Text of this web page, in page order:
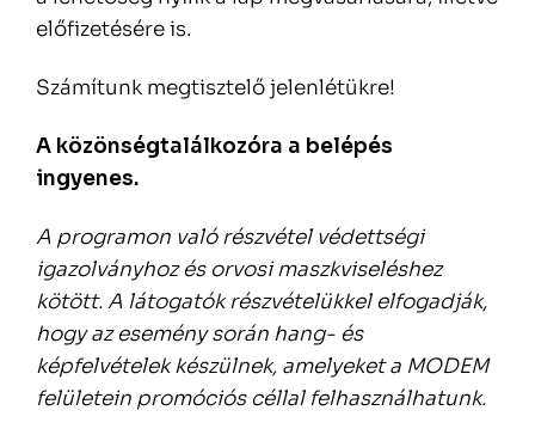
előfizetésére is.
Számítunk megtisztelő jelenlétükre!
A közönségtalálkozóra a belépés
ingyenes.
A programon való részvétel védettségi
igazolványhoz és orvosi maszkviseléshez
kötött. A látogatók részvételükkel elfogadják,
hogy az esemény során hang- és
képfelvételek készülnek, amelyeket a MODEM
felületein promóciós céllal felhasználhatunk.